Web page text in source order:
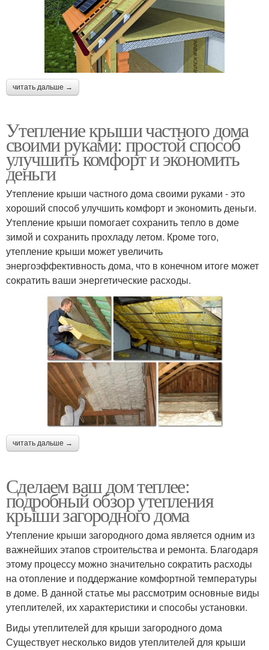
читать дальше →
Утепление крыши частного дома
своими руками: простой способ
улучшить комфорт и экономить
деньги
Утепление крыши частного дома своими руками - это
хороший способ улучшить комфорт и экономить деньги.
Утепление крыши помогает сохранить тепло в доме
зимой и сохранить прохладу летом. Кроме того,
утепление крыши может увеличить
энергоэффективность дома, что в конечном итоге может
сократить ваши энергетические расходы.
читать дальше →
Сделаем ваш дом теплее:
подробный обзор утепления
крыши загородного дома
Утепление крыши загородного дома является одним из
важнейших этапов строительства и ремонта. Благодаря
этому процессу можно значительно сократить расходы
на отопление и поддержание комфортной температуры
в доме. В данной статье мы рассмотрим основные виды
утеплителей, их характеристики и способы установки.
Виды утеплителей для крыши загородного дома
Существует несколько видов утеплителей для крыши